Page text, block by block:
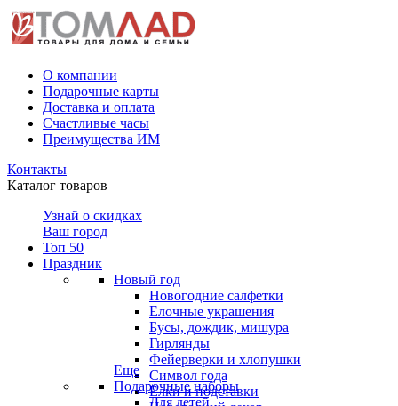
О компании
Подарочные карты
Доставка и оплата
Счастливые часы
Преимущества ИМ
Контакты
Каталог товаров
Узнай о скидках
Ваш город
Топ 50
Праздник
Новый год
Новогодние салфетки
Елочные украшения
Бусы, дождик, мишура
Гирлянды
Фейерверки и хлопушки
Символ года
Ёлки и подставки
Еще
Подарочные наборы
Для детей